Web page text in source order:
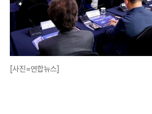
[사진=연합뉴스]